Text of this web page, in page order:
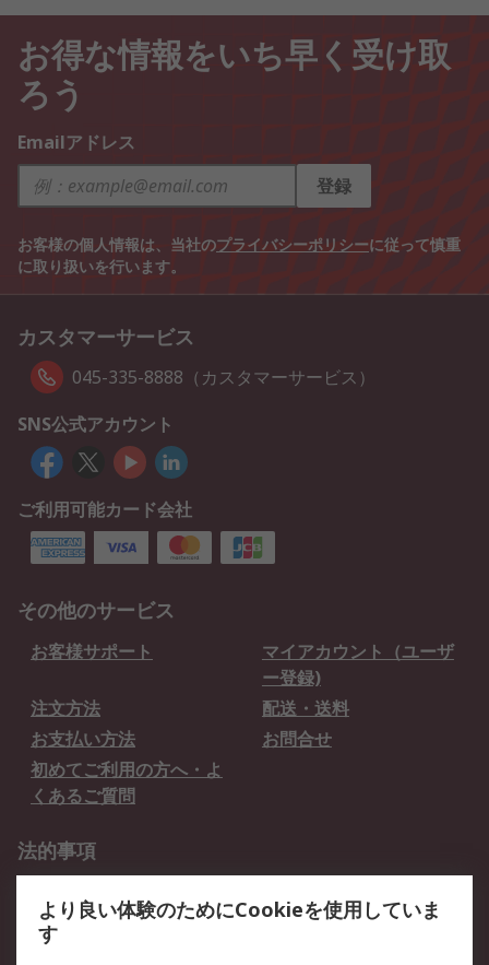
お得な情報をいち早く受け取
ろう
Emailアドレス
登録
お客様の個人情報は、当社のプライバシーポリシーに従って慎重
に取り扱いを行います。
カスタマーサービス
045-335-8888（カスタマーサービス）
SNS公式アカウント
ご利用可能カード会社
その他のサービス
お客様サポート
マイアカウント（ユーザ
ー登録)
注文方法
配送・送料
お支払い方法
お問合せ
初めてご利用の方へ・よ
くあるご質問
法的事項
クッキーポリシー
より良い体験のためにCookieを使用していま
す